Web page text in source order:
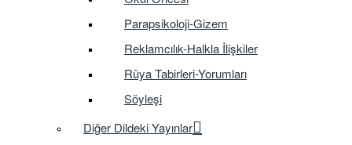
Parapsikoloji-Gizem
Reklamcılık-Halkla İlişkiler
Rüya Tabirleri-Yorumları
Söyleşi
Diğer Dildeki Yayınlar